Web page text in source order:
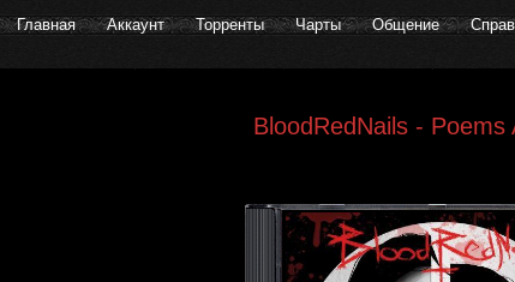
Главная Аккаунт Торренты Чарты Общение
BloodRedNails - Poems